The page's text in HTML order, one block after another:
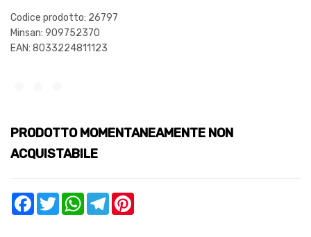
Codice prodotto: 26797
Minsan: 909752370
EAN: 8033224811123
PRODOTTO MOMENTANEAMENTE NON
ACQUISTABILE
FacebookTwitterWhatsAppTelegram